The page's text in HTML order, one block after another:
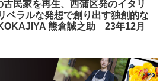
古民家を再生、西蒲区発のイタリ
ベラルな発想で創り出す独創的な
熊倉誠之助 23年12月